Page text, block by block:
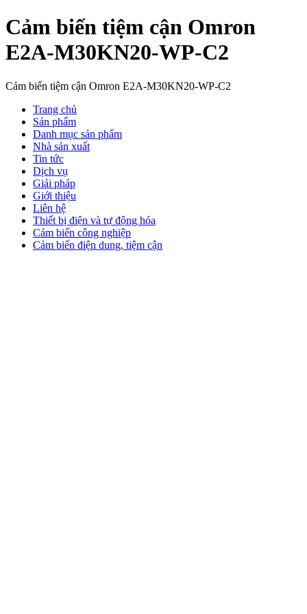
Cảm biến tiệm cận Omron
E2A-M30KN20-WP-C2
Cảm biến tiệm cận Omron E2A-M30KN20-WP-C2
Trang chủ
Sản phẩm
Danh mục sản phẩm
Nhà sản xuất
Tin tức
Dịch vụ
Giải pháp
Giới thiệu
Liên hệ
Thiết bị điện và tự động hóa
Cảm biến công nghiệp
Cảm biến điện dung, tiệm cận